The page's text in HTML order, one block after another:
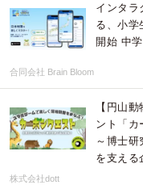
インタラ
る、小学
開始 中
合同会社 Brain Bloom
【円山
ント「カ
～博士研
を支える
株式会社dott